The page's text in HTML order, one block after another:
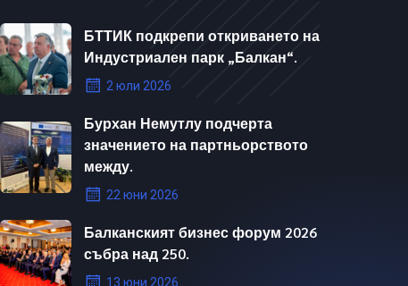
БТТИК подкрепи откриването на
Индустриален парк „Балкан“.
2 юли 2026
Бурхан Немутлу подчерта
значението на партньорството
между.
22 юни 2026
Балканският бизнес форум 2026
събра над 250.
13 юни 2026